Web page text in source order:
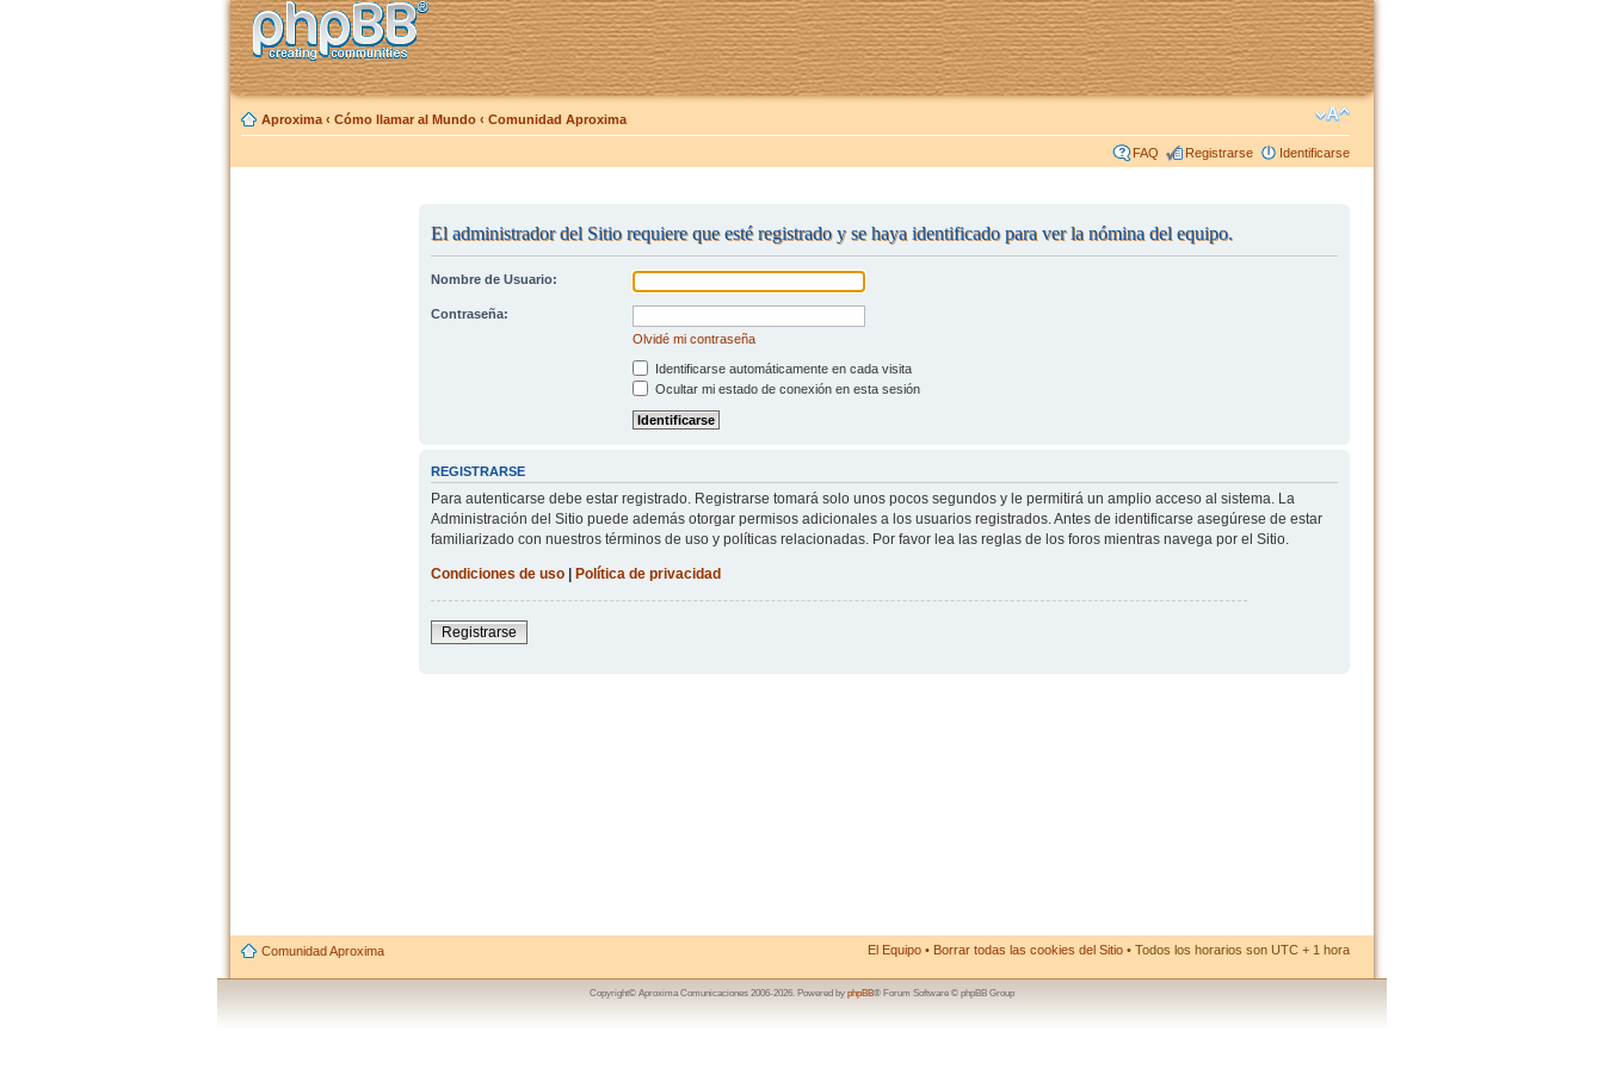
Aproxima ‹ Cómo llamar al Mundo ‹ Comunidad Aproxima
FAQ Registrarse Identificarse
El administrador del Sitio requiere que esté registrado y se haya identificado para ver la nómina del equipo.
Nombre de Usuario:
Contraseña:
Olvidé mi contraseña
Identificarse automáticamente en cada visita
Ocultar mi estado de conexión en esta sesión
REGISTRARSE
Para autenticarse debe estar registrado. Registrarse tomará solo unos pocos segundos y le permitirá un amplio acceso al sistema. La
Administración del Sitio puede además otorgar permisos adicionales a los usuarios registrados. Antes de identificarse asegúrese de estar
familiarizado con nuestros términos de uso y políticas relacionadas. Por favor lea las reglas de los foros mientras navega por el Sitio.
Condiciones de uso| Política de privacidad
Registrarse
Comunidad Aproxima El Equipo • Borrar todas las cookies del Sitio • Todos los horarios son UTC + 1 hora
Copyright© Aproxima Comunicaciones 2006-2026. Powered by phpBB® Forum Software © phpBB Group